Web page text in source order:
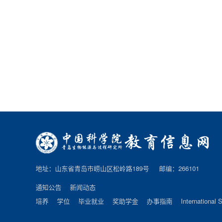
地址：山东省青岛市崂山区松岭路189号 邮编：266101
通知公告
新闻动态
培养
学位 毕业就业 奖助学金 办事指南 International